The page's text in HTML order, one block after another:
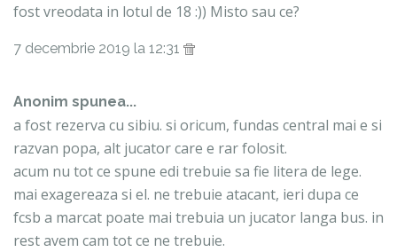
fost vreodata in lotul de 18 :)) Misto sau ce?
7 decembrie 2019 la 12:31
Anonim spunea...
a fost rezerva cu sibiu. si oricum, fundas central mai e si
razvan popa, alt jucator care e rar folosit.
acum nu tot ce spune edi trebuie sa fie litera de lege.
mai exagereaza si el. ne trebuie atacant, ieri dupa ce
fcsb a marcat poate mai trebuia un jucator langa bus. in
rest avem cam tot ce ne trebuie.